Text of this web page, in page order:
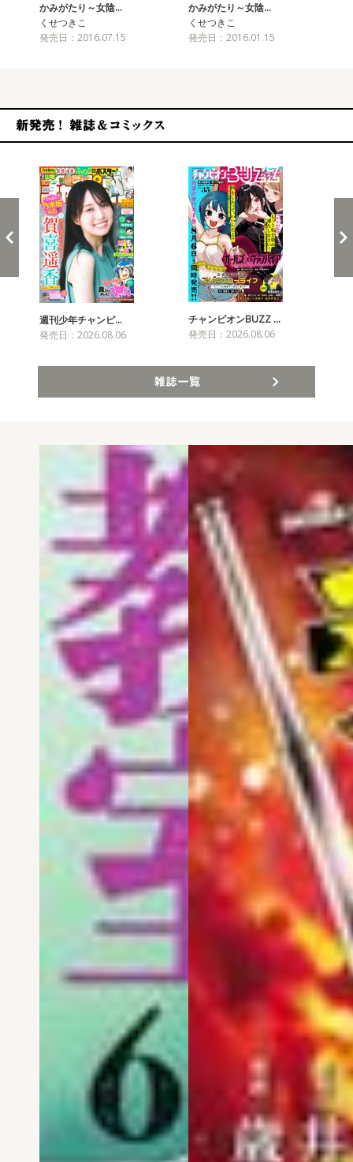
かみがたり～女陰…
くせつきこ
発売日：2016.07.15
かみがたり～女陰…
くせつきこ
発売日：2016.01.15
週刊少年チャンピ…
発売日：2026.08.06
チャンピオンBUZZ …
発売日：2026.08.06